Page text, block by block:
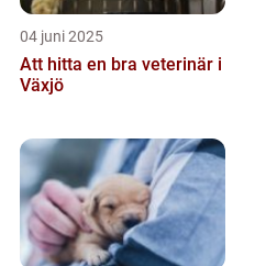
04 juni 2025
Att hitta en bra veterinär i
Växjö